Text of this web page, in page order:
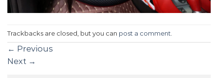
Trackbacks are closed, but you can post a comment
← Previous
Next →